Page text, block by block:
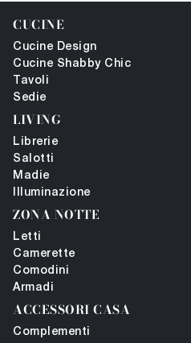
CUCINE
Cucine Design
Cucine Shabby Chic
Tavoli
Sedie
LIVING
Librerie
Salotti
Madie
Illuminazione
ZONA NOTTE
Letti
Camerette
Comodini
Armadi
ACCESSORI CASA
Complementi